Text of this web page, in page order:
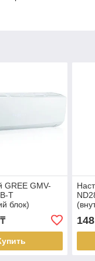
GREE GMV-
T
блок)